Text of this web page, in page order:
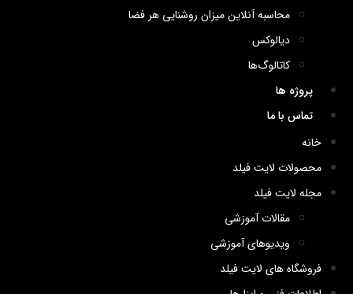
محاسبه آنلاین میزان روشنایی هر فضا
دیالوکس
کاتالوگ‌ها
پروژه ها
تماس با ما
خانه
محصولات لایت فیلد
مجله لایت فیلد
مقالات آموزشی
ویدیوهای آموزشی
فروشگاه های لایت فیلد